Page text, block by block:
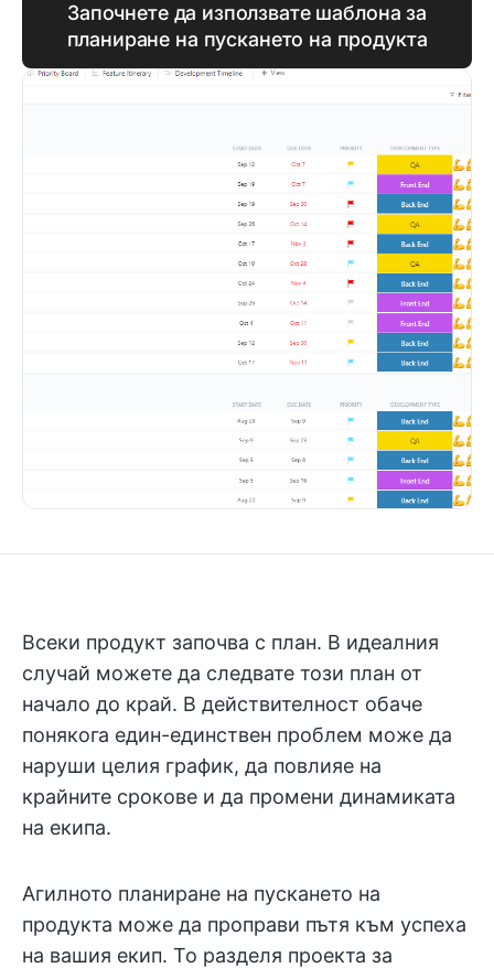
Започнете да използвате шаблона за
планиране на пускането на продукта
Всеки продукт започва с план. В идеалния
случай можете да следвате този план от
начало до край. В действителност обаче
понякога един-единствен проблем може да
наруши целия график, да повлияе на
крайните срокове и да промени динамиката
на екипа.
Агилното планиране на пускането на
продукта може да проправи пътя към успеха
на вашия екип. То разделя проекта за